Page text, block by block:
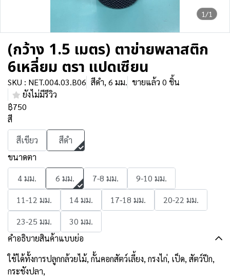
1/1
(กว้าง 1.5 เมตร) ตาข่ายพลาสติก
6เหลี่ยม ตรา แปดเซียน
SKU : NET.004.03.B06 สีดำ, 6 มม. ขายแล้ว 0 ชิ้น
ยังไม่มีรีวิว
฿750
สี
สีเขียว
สีดำ
ขนาดตา
4 มม.
6 มม. 7-8 มม.
9-10 มม.
11-12 มม.
14 มม. 17-18 มม.
20-22 มม.
23-25 มม.
30 มม.
คำอธิบายสินค้าแบบย่อ
ใช้ได้ทั้งการปลูกกล้วยไม้, กั้นคอกสัตว์เลี้ยง, กรงไก่, เป็ด, สัตว์ปีก,
กระชังปลา,